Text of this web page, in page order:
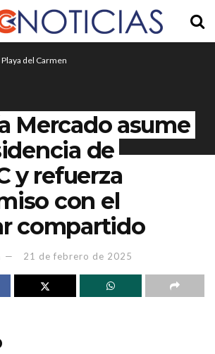
Playa del Carmen
Mercado asume
de
y refuerza
con el
compartido
21 de febrero de 2025